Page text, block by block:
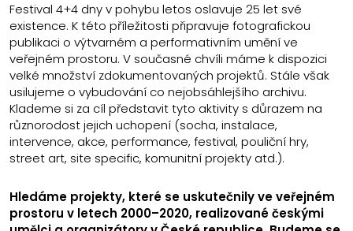
Festival 4+4 dny v pohybu letos oslavuje 25 let své
existence. K této příležitosti připravuje fotografickou
publikaci o výtvarném a performativním umění ve
veřejném prostoru. V současné chvíli máme k dispozici
velké množství zdokumentovaných projektů. Stále však
usilujeme o vybudování co nejobsáhlejšího archivu.
Klademe si za cíl představit tyto aktivity s důrazem na
různorodost jejich uchopení (socha, instalace,
intervence, akce, performance, festival, pouliční hry,
street art, site specific, komunitní projekty atd.).
Hledáme projekty, které se uskutečnily ve veřejném
prostoru v letech 2000–2020, realizované českými